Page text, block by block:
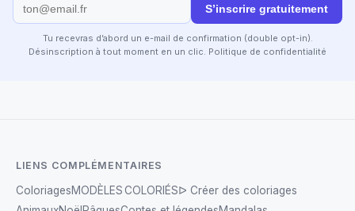
S’inscrire gratuitement
Tu recevras d’abord un e-mail de confirmation (double opt-in).
Désinscription à tout moment en un clic. Politique de confidentialité
LIENS COMPLÉMENTAIRES
ColoriagesMODÈLES COLORIÉSᐅ Créer des coloriages